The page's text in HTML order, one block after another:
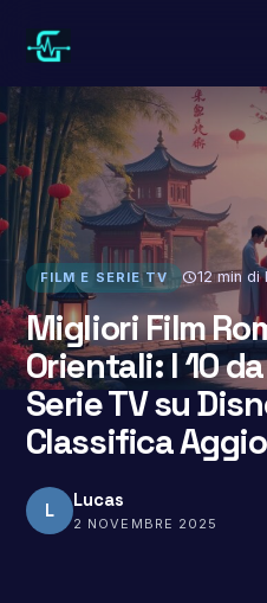
contenuto
search
FILM E SERIE TV schedule12 min di
Migliori Film
Orientali: I 10
Serie TV su
Classifica
L Lucas
2 NOVEMBRE 2025